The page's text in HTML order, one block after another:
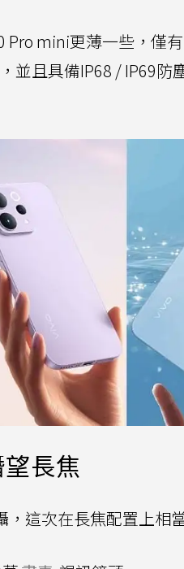
Pro mini更薄一些，僅
並且具備IP68 / IP69
長焦
這次在長焦配置上相